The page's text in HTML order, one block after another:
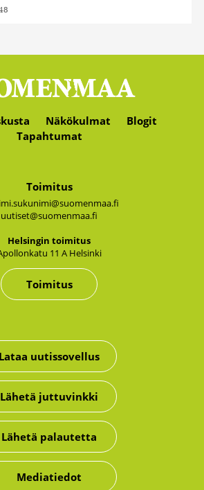
Näkökulmat
Blogit
Tapahtumat
Toimitus
uutiset@suomenmaa.fi
Hel­sin­gin toi­mi­tus
11 A Hel­sin­ki
Toimitus
Lataa uutissovellus
Lähetä juttuvinkki
Lähetä palautetta
Mediatiedot